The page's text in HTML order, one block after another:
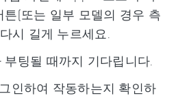
(또는 일부 모델의 경우 측
시 길게 누르세요.
팅될 때까지 기다립니다.
인하여 작동하는지 확인하